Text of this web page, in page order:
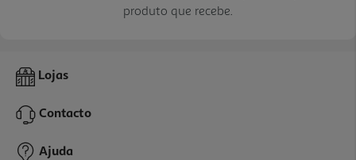
produto que recebe.
Lojas
Contacto
Ajuda